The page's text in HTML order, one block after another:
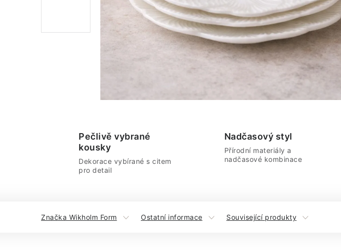
Pečlivě vybrané
kousky
Dekorace vybírané s citem
pro detail
Nadčasový styl
Přírodní materiály a
nadčasové kombinace
Značka Wikholm Form Ostatní informace Související produkty